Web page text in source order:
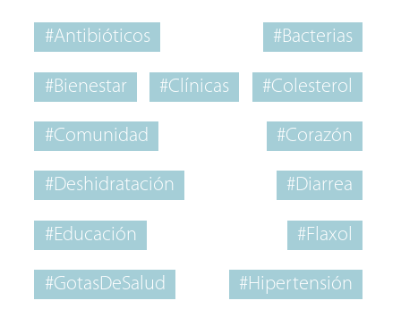
#Antibióticos #Bacterias
#Bienestar #Clínicas #Colesterol
#Comunidad #Corazón
#Deshidratación #Diarrea
#Educación #Flaxol
#GotasDeSalud #Hipertensión